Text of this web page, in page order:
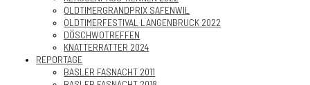
OLDTIMERGRANDPRIX SAFENWIL
OLDTIMERFESTIVAL LANGENBRUCK 2022
DÖSCHWOTREFFEN
KNATTERRATTER 2024
REPORTAGE
BASLER FASNACHT 2011